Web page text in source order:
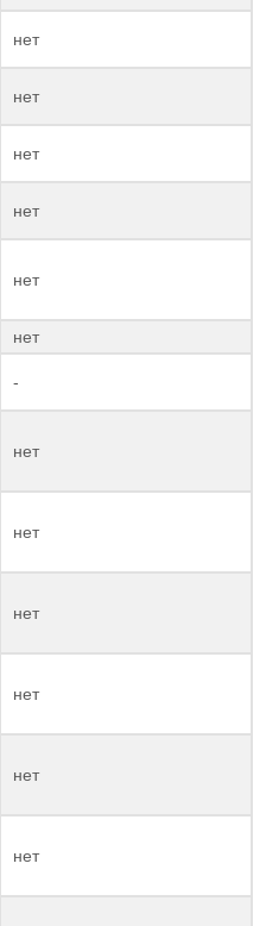
нет
нет
нет
нет
нет
нет
-
нет
нет
нет
нет
нет
нет